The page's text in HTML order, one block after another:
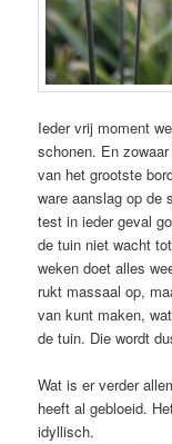
Ieder vrij moment
schonen. En
van het grootste
ware aanslag op de
test in ieder geval
de tuin niet wacht
weken doet alles
rukt massaal op,
van kunt maken,
de tuin. Die wordt
Wat is er verder
heeft al gebloeid.
idyllisch.